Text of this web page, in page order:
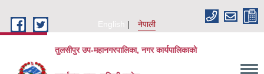
English
नेपाली
तुलसीपुर उप-महानगरपालिका, नगर कार्यपालिकाको